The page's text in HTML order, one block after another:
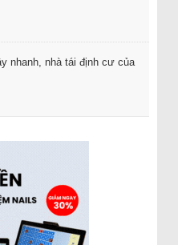
nhanh, nhà tái định cư của